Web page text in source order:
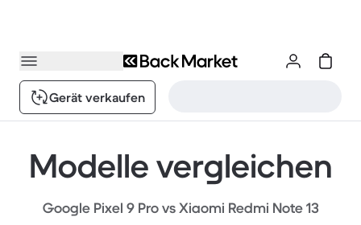
Gerät verkaufen
Modelle vergleichen
Google Pixel 9 Pro vs Xiaomi Redmi Note 13